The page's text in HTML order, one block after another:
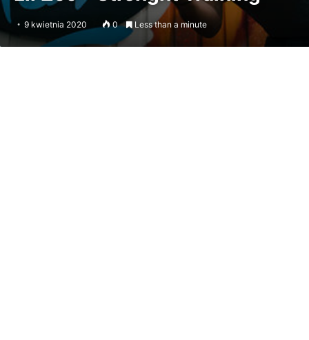
9 kwietnia 2020 0 Less than a minute